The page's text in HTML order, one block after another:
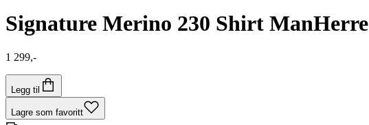
Signature Merino 230 Shirt ManHerre
1 299,-
Legg til
Lagre som favoritt